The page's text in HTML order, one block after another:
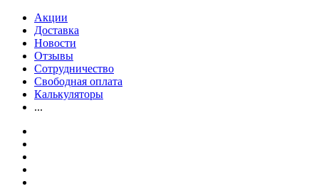
Акции
Доставка
Новости
Отзывы
Сотрудничество
Свободная оплата
Калькуляторы
...